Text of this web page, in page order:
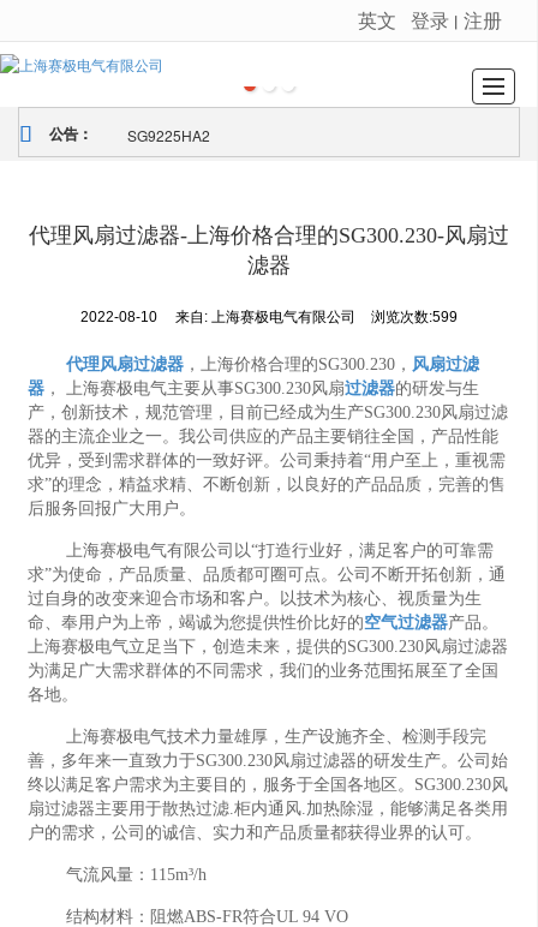
很遗憾，因您的浏览器版本过低导致无法获得最佳浏览体验，推荐下载安装谷歌浏览器！
英文 登录 丨 注册
首页 公司介绍 新闻动态 产品展示 荣誉证书 图库展示 留言反馈 联系我们
公告： SG9225HA2
代理风扇过滤器-上海价格合理的SG300.230-风扇过
滤器
2022-08-10 来自: 上海赛极电气有限公司 浏览次数:599
代理风扇过滤器 ，上海价格合理的SG300.230， 风扇过滤
器 ， 上海赛极电气主要从事SG300.230风扇过滤器的研发与生
产，创新技术，规范管理，目前已经成为生产SG300.230风扇过滤
器的主流企业之一。我公司供应的产品主要销往全国，产品性能
优异，受到需求群体的一致好评。公司秉持着“用户至上，重视需
求”的理念，精益求精、不断创新，以良好的产品品质，完善的售
后服务回报广大用户。
上海赛极电气有限公司以“打造行业好，满足客户的可靠需
求”为使命，产品质量、品质都可圈可点。公司不断开拓创新，通
过自身的改变来迎合市场和客户。以技术为核心、视质量为生
命、奉用户为上帝，竭诚为您提供性价比好的空气过滤器产品。
上海赛极电气立足当下，创造未来，提供的SG300.230风扇过滤器
为满足广大需求群体的不同需求，我们的业务范围拓展至了全国
各地。
上海赛极电气技术力量雄厚，生产设施齐全、检测手段完
善，多年来一直致力于SG300.230风扇过滤器的研发生产。公司始
终以满足客户需求为主要目的，服务于全国各地区。SG300.230风
扇过滤器主要用于散热过滤.柜内通风.加热除湿，能够满足各类用
户的需求，公司的诚信、实力和产品质量都获得业界的认可。
气流风量：115m³/h
结构材料：阻燃ABS-FR符合UL 94 VO